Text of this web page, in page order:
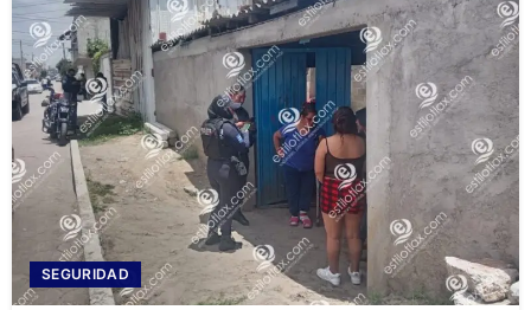
SEGURIDAD